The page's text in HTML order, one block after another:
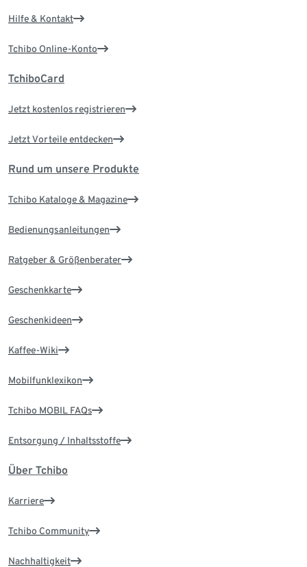
Hilfe & Kontakt
Tchibo Online-Konto
TchiboCard
Jetzt kostenlos registrieren
Jetzt Vorteile entdecken
Rund um unsere Produkte
Tchibo Kataloge & Magazine
Bedienungsanleitungen
Ratgeber & Größenberater
Geschenkkarte
Geschenkideen
Kaffee-Wiki
Mobilfunklexikon
Tchibo MOBIL FAQs
Entsorgung / Inhaltsstoffe
Über Tchibo
Karriere
Tchibo Community
Nachhaltigkeit